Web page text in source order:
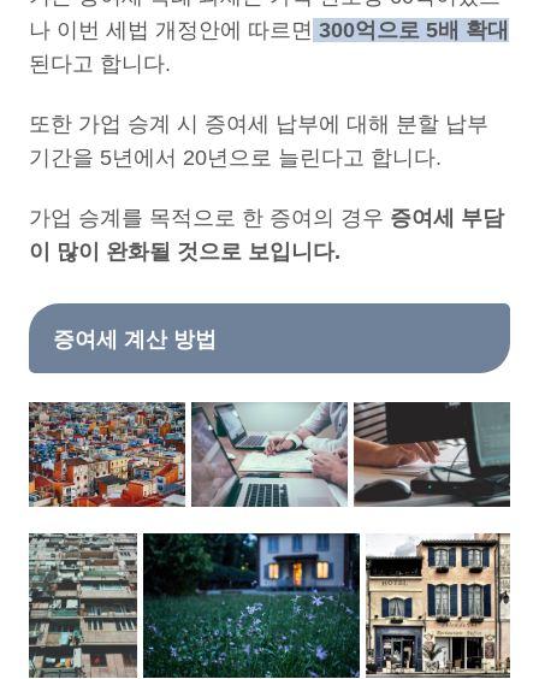
나 이번 세법 개정안에 따르면 300억으로 5배 확대
된다고 합니다.
또한 가업 승계 시 증여세 납부에 대해 분할 납부
기간을 5년에서 20년으로 늘린다고 합니다.
가업 승계를 목적으로 한 증여의 경우 증여세 부담
이 많이 완화될 것으로 보입니다.
증여세 계산 방법